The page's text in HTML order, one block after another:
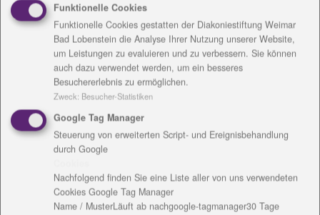
Kontakt
Claudia Wahl
Kirchhof 3
07407 Rudolstadt
Funktionelle Cookies
Funktionelle Cookies gestatten der Diakoniestiftung Weimar
Bad Lobenstein die Analyse Ihrer Nutzung unserer Website,
um Leistungen zu evaluieren und zu verbessern. Sie können
auch dazu verwendet werden, um ein besseres
Besuchererlebnis zu ermöglichen.
Zweck: Besucher-Statistiken
Google Tag Manager
Steuerung von erweiterten Script- und Ereignisbehandlung
durch Google
Nachfolgend finden Sie eine Liste aller von uns verwendeten
Cookies Google Tag Manager
Name / MusterLäuft ab nachgoogle-tagmanager30 Tage